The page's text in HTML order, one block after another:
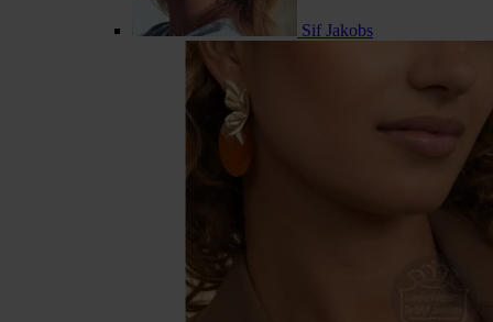
Sif Jakobs